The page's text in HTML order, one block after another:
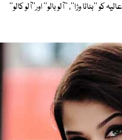
کو ''بٹاٹا وڑا''، ''آلو بالو'' اور''آلو کالو''